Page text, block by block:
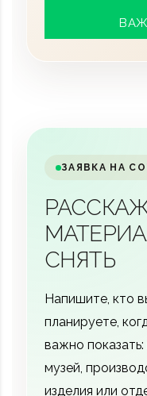
ЗАЯВКА НА
СНЯТЬ
Напишите, кто
планируете,
важно
музей,
изделия или